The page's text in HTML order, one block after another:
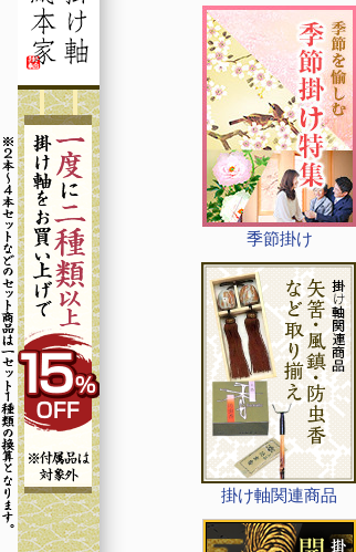
季節掛け
掛け軸関連商品